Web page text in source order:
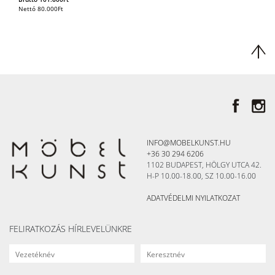
Nettó 80.000Ft
INFO@MOBELKUNST.HU
+36 30 294 6206
1102 BUDAPEST, HÖLGY UTCA 42.
H-P 10.00-18.00, SZ 10.00-16.00
ADATVÉDELMI NYILATKOZAT
FELIRATKOZÁS HÍRLEVELÜNKRE